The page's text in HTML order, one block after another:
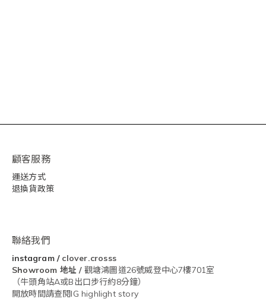
顧客服務
運送方式
退換貨政策
聯絡我們
instagram/ clover.crosss
Showroom 地址 / 觀塘鴻圖道26號威登中心7樓701室
（牛頭角站A或B出口步行約8分鐘）
開放時間請查閱IG highlight story